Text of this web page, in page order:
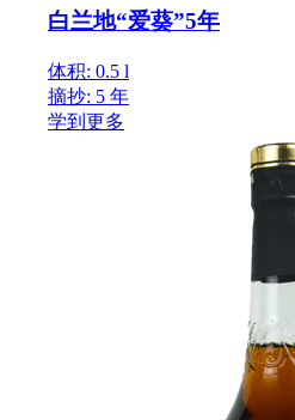
白兰地“爱葵”5年
体积: 0.5 l
摘抄: 5 年
学到更多